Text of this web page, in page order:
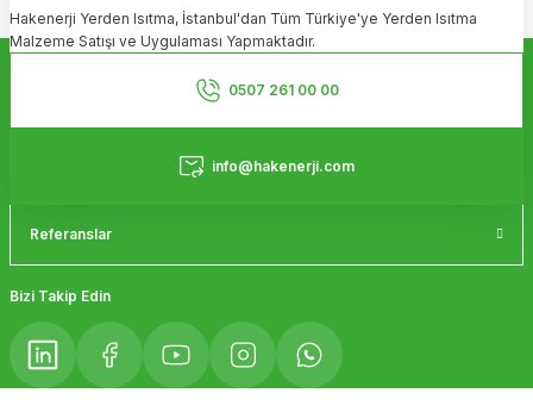
Ürün açıklamasında eksik bilgiler bulunuyor.
Ürün bilgilerinde hatalar bulunuyor.
Ürün fiyatı diğer sitelerden daha pahalı.
Bu ürüne benzer farklı alternatifler olmalı.
Hakenerji Yerden Isıtma, İstanbul'dan Tüm Türkiye'ye Yerden Isıtma
Malzeme Satışı ve Uygulaması Yapmaktadır.
0507 261 00 00
info@hakenerji.com
Referanslar
Bizi Takip Edin